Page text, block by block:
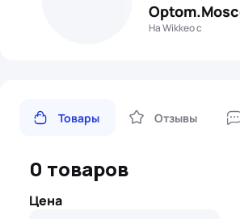
На Wikkeo с
Товары Отзывы
0 товаров
Цена